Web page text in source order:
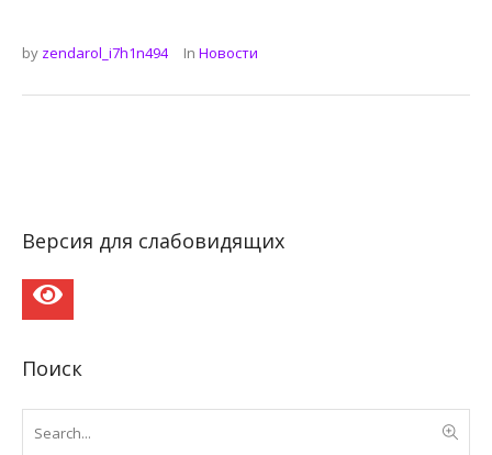
by zendarol_i7h1n494 In Новости
Версия для слабовидящих
Поиск